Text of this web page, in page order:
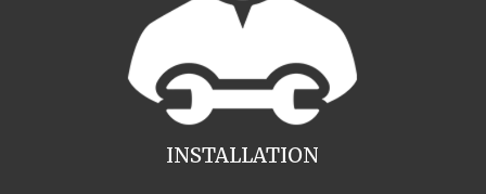
INSTALLATION